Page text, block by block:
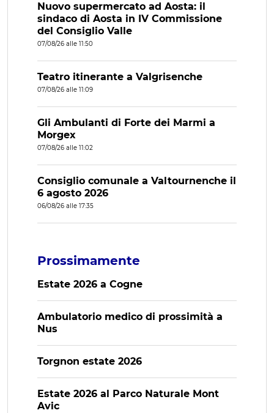
Nuovo supermercato ad Aosta: il
sindaco di Aosta in IV Commissione
del Consiglio Valle
07/08/26 alle 11:50
Teatro itinerante a Valgrisenche
07/08/26 alle 11:09
Gli Ambulanti di Forte dei Marmi a
Morgex
07/08/26 alle 11:02
Consiglio comunale a Valtournenche il
6 agosto 2026
06/08/26 alle 17:35
Prossimamente
Estate 2026 a Cogne
Ambulatorio medico di prossimità a
Nus
Torgnon estate 2026
Estate 2026 al Parco Naturale Mont
Avic